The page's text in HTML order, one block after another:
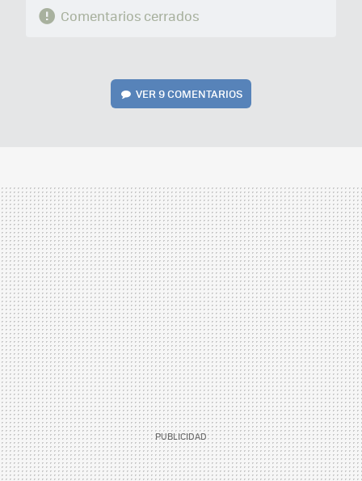
Comentarios cerrados
VER 9 COMENTARIOS